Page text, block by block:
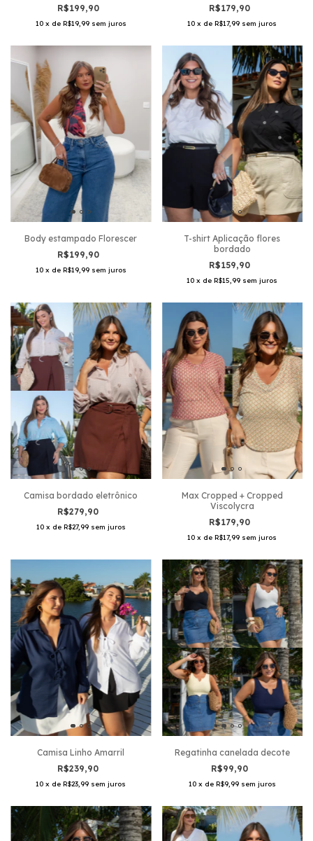
R$199,90
10 x de R$19,99 sem juros
R$179,90
10 x deR$17,99 sem juros
Body estampado Florescer
R$199,90
10 x de R$19,99 sem juros
T-shirt Aplicação flores
bordado
R$159,90
10 x deR$15,99 sem juros
Camisa bordado eletrônico
R$279,90
10 x de R$27,99 sem juros
Max Cropped + Cropped
Viscolycra
R$179,90
10 x deR$17,99 sem juros
Camisa Linho Amarril
R$239,90
10 x deR$23,99 sem juros
Regatinha canelada decote
R$99,90
10 x de R$9,99 sem juros